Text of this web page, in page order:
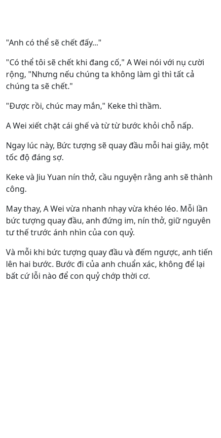
"Anh có thể sẽ chết đấy..."
"Có thể tôi sẽ chết khi đang cố," A Wei nói với nụ cười
rộng, "Nhưng nếu chúng ta không làm gì thì tất cả
chúng ta sẽ chết."
"Được rồi, chúc may mắn," Keke thì thầm.
A Wei xiết chặt cái ghế và từ từ bước khỏi chỗ nấp.
Ngay lúc này, Bức tượng sẽ quay đầu mỗi hai giây, một
tốc độ đáng sợ.
Keke và Jiu Yuan nín thở, cầu nguyện rằng anh sẽ thành
công.
May thay, A Wei vừa nhanh nhạy vừa khéo léo. Mỗi lần
bức tượng quay đầu, anh đứng im, nín thở, giữ nguyên
tư thế trước ánh nhìn của con quỷ.
Và mỗi khi bức tượng quay đầu và đếm ngược, anh tiến
lên hai bước. Bước đi của anh chuẩn xác, không để lại
bất cứ lỗi nào để con quỷ chớp thời cơ.